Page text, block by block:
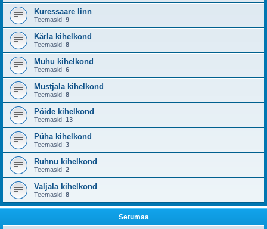
Kuressaare linn
Teemasid: 9
Kärla kihelkond
Teemasid: 8
Muhu kihelkond
Teemasid: 6
Mustjala kihelkond
Teemasid: 8
Pöide kihelkond
Teemasid: 13
Püha kihelkond
Teemasid: 3
Ruhnu kihelkond
Teemasid: 2
Valjala kihelkond
Teemasid: 8
Setumaa